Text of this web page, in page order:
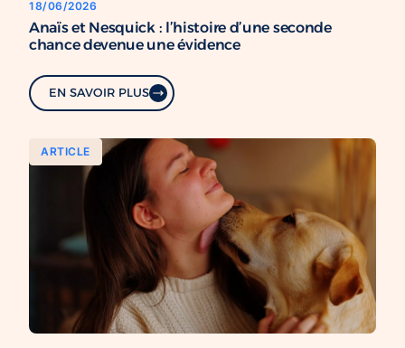
18/06/2026
Anaïs et Nesquick : l’histoire d’une seconde
chance devenue une évidence
EN SAVOIR PLUS
ARTICLE